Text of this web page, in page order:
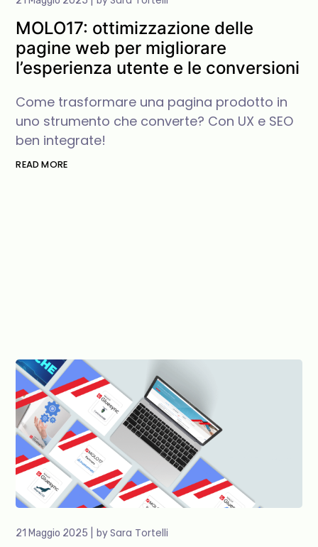
MOLO17: ottimizzazione delle
pagine web per migliorare
l’esperienza utente e le conversioni
Come trasformare una pagina prodotto in
uno strumento che converte? Con UX e SEO
ben integrate!
READ MORE
21 Maggio 2025 bySara Tortelli